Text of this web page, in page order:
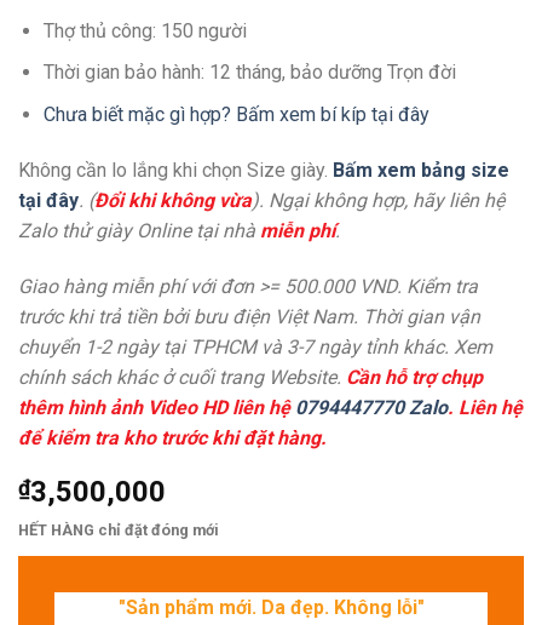
Thợ thủ công: 150 người
Thời gian bảo hành: 12 tháng, bảo dưỡng Trọn đời
Chưa biết mặc gì hợp? Bấm xem bí kíp tại đây
Không cần lo lắng khi chọn Size giày. Bấm xem bảng size
tại đây. (Đổi khi không vừa). Ngại không hợp, hãy liên hệ
Zalo thử giày Online tại nhà miễn phí.
Giao hàng miễn phí với đơn >= 500.000 VND. Kiểm tra
trước khi trả tiền bởi bưu điện Việt Nam. Thời gian vận
chuyển 1-2 ngày tại TPHCM và 3-7 ngày tỉnh khác. Xem
chính sách khác ở cuối trang Website. Cần hỗ trợ chụp
thêm hình ảnh Video HD liên hệ 0794447770 Zalo. Liên hệ
để kiểm tra kho trước khi đặt hàng.
₫3,500,000
HẾT HÀNG chỉ đặt đóng mới
"Sản phẩm mới. Da đẹp. Không lỗi"